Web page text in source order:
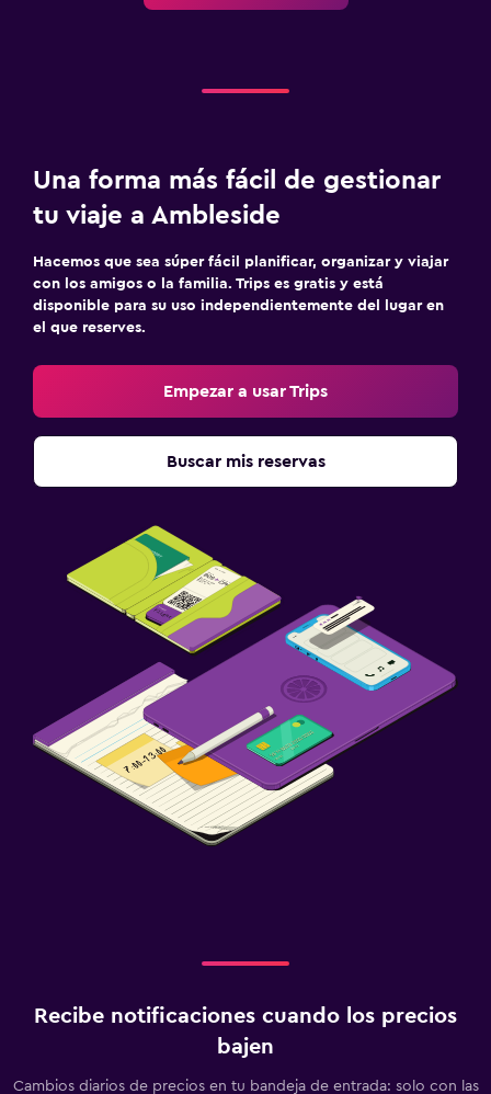
Una forma más fácil de gestionar
tu viaje a Ambleside
Hacemos que sea súper fácil planificar, organizar y viajar
con los amigos o la familia. Trips es gratis y está
disponible para su uso independientemente del lugar en
el que reserves.
Empezar a usar Trips
Buscar mis reservas
Recibe notificaciones cuando los precios
bajen
Cambios diarios de precios en tu bandeja de entrada: solo con las